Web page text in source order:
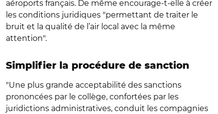
aéroports français. De même encourage-t-elle à créer
les conditions juridiques "permettant de traiter le
bruit et la qualité de l’air local avec la même
attention".
Simplifier la procédure de sanction
"Une plus grande acceptabilité des sanctions
prononcées par le collège, confortées par les
juridictions administratives, conduit les compagnies